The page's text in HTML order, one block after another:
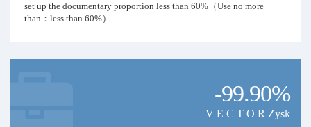
set up the documentary proportion less than 60%（Use no more
than：less than 60%）
-99.90%
V E C T O R Zysk